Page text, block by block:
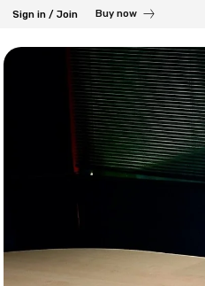
Sign in / Join Buy now